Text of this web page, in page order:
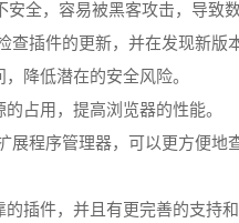
全，容易被黑客攻击，导致数
插件的更新，并在发现新版
降低潜在的安全风险。
占用，提高浏览器的性能。
程序管理器，可以更方便地
插件，并且有更完善的支持和